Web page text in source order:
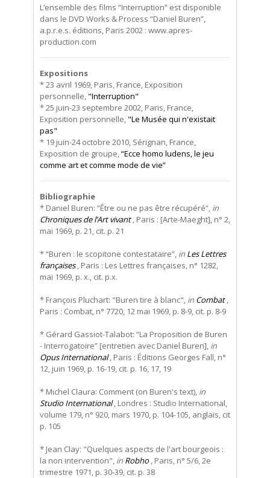
L’ensemble des films “Interruption” est disponible
dans le DVD Works & Process “Daniel Buren”,
a.p.r.e.s. éditions, Paris 2002 : www.apres-
production.com
Expositions
* 23 avril 1969, Paris, France, Exposition
personnelle, "Interruption"
* 25 juin-23 septembre 2002, Paris, France,
Exposition personnelle, "Le Musée qui n'existait
pas"
* 19 juin-24 octobre 2010, Sérignan, France,
Exposition de groupe,“Ecce homo ludens, le jeu
comme art et comme mode de vie”
Bibliographie
* Daniel Buren: “Être ou ne pas être récupéré”, in
Chroniques de l’Art vivant, Paris : [Arte-Maeght], n° 2,
mai 1969, p. 21, cit. p. 21
* “Buren : le scopitone contestataire”, in Les Lettres
françaises, Paris : Les Lettres françaises, n° 1282,
mai 1969, p. x., cit. p.x.
* François Pluchart: "Buren tire à blanc", in Combat,
Paris : Combat, n° 7720, 12 mai 1969, p. 8-9, cit. p. 8-9
* Gérard Gassiot-Talabot: “La Proposition de Buren
- Interrogatoire” [entretien avec Daniel Buren], in
Opus International, Paris : Éditions Georges Fall, n°
12, juin 1969, p. 16-19, cit. p. 16, 17, 19
* Michel Claura: Comment (on Buren's text), in
Studio International, Londres : Studio International,
volume 179, n° 920, mars 1970, p. 104-105, anglais, cit
p. 105
* Jean Clay: "Quelques aspects de l'art bourgeois :
la non intervention", in Robho, Paris, n° 5/6, 2e
trimestre 1971, p. 30-39, cit. p. 38